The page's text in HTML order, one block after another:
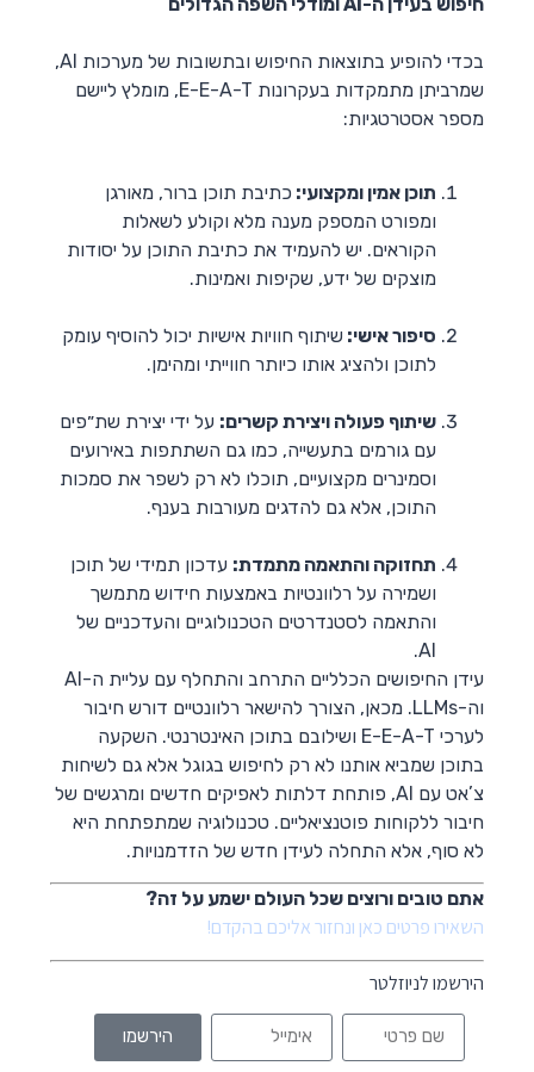
בכדי להופיע בתוצאות החיפוש ובתשובות של מערכות AI,
שמרביתן מתמקדות בעקרונות E-E-A-T, מומלץ ליישם
מספר אסטרטגיות:
תוכן אמין ומקצועי: כתיבת תוכן ברור, מאורגן
ומפורט המספק מענה מלא וקולע לשאלות
הקוראים. יש להעמיד את כתיבת התוכן על יסודות
מוצקים של ידע, שקיפות ואמינות.
סיפור אישי: שיתוף חוויות אישיות יכול להוסיף עומק
לתוכן ולהציג אותו כיותר חווייתי ומהימן.
שיתוף פעולה ויצירת קשרים: על ידי יצירת שת״פים
עם גורמים בתעשייה, כמו גם השתתפות באירועים
וסמינרים מקצועיים, תוכלו לא רק לשפר את סמכות
התוכן, אלא גם להדגים מעורבות בענף.
תחזוקה והתאמה מתמדת: עדכון תמידי של תוכן
ושמירה על רלוונטיות באמצעות חידוש מתמשך
והתאמה לסטנדרטים הטכנולוגיים והעדכניים של
AI.
עידן החיפושים הכלליים התרחב והתחלף עם עליית ה-AI
וה-LLMs. מכאן, הצורך להישאר רלוונטיים דורש חיבור
לערכי E-E-A-T ושילובם בתוכן האינטרנטי. השקעה
בתוכן שמביא אותנו לא רק לחיפוש בגוגל אלא גם לשיחות
צ’אט עם AI, פותחת דלתות לאפיקים חדשים ומרגשים של
חיבור ללקוחות פוטנציאליים. טכנולוגיה שמתפתחת היא
לא סוף, אלא התחלה לעידן חדש של הזדמנויות.
אתם טובים ורוצים שכל העולם ישמע על זה?
השאירו פרטים כאן ונחזור אליכם בהקדם!
הירשמו לניוזלטר